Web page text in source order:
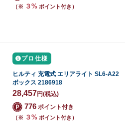
（※ ３% ポイント付き）
プロ仕様
ヒルティ 充電式 エリアライト SL6-A22
ボックス 2186918
28,457円(税込)
776 ポイント付き
（※ ３% ポイント付き）